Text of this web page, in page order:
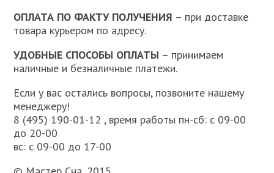
ОПЛАТА ПО ФАКТУ ПОЛУЧЕНИЯ – при доставке
товара курьером по адресу.
УДОБНЫЕ СПОСОБЫ ОПЛАТЫ – принимаем
наличные и безналичные платежи.
Если у вас остались вопросы, позвоните нашему
менеджеру!
8 (495) 190-01-12 , время работы пн-сб: с 09-00
до 20-00
вс: с 09-00 до 17-00